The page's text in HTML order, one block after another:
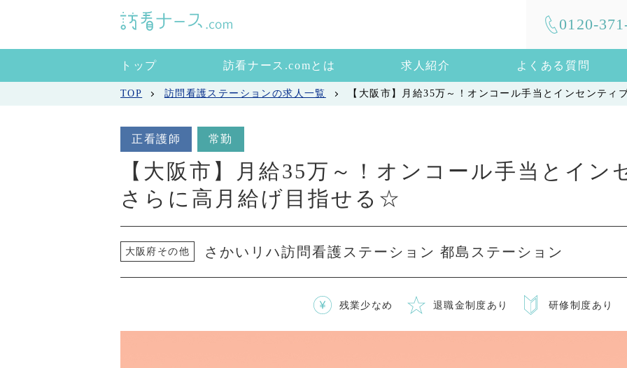
0120-
トップ 訪看ナース.comとは 求人紹介 よくある質問
TOP 訪問看護ステーションの求人一覧 【大阪市】月給35万～！オンコール手当とインセンテ
正看護師 常勤
【大阪市】月給35万～！オンコール手当とイン
さらに高月給げ目指せる☆
大阪府その他 さかいリハ訪問看護ステーション 都島ステーション
残業少なめ 退職金制度あり 研修制度あり